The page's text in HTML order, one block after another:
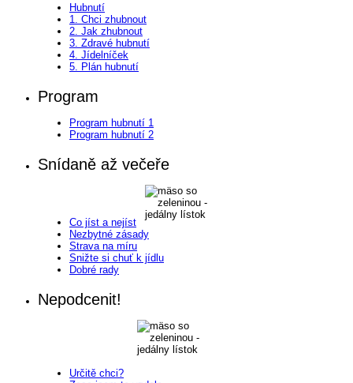
Hubnutí
1. Chci zhubnout
2. Jak zhubnout
3. Zdravé hubnutí
4. Jídelníček
5. Plán hubnutí
Program
Program hubnutí 1
Program hubnutí 2
Snídaně až večeře
Co jíst a nejíst
Nezbytné zásady
Strava na míru
Snižte si chuť k jídlu
Dobré rady
Nepodcenit!
Určitě chci?